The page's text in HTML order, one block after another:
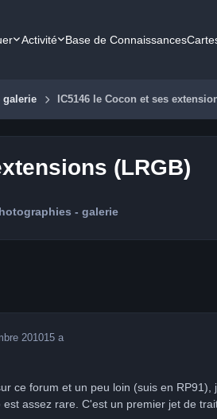
Activité Base de Connaissances
galerie IC5146 le Cocon et ses
(LRGB)
- galerie
201015 a
ce forum et un peu loin (suis en
assez rare. C'est un premier jet de